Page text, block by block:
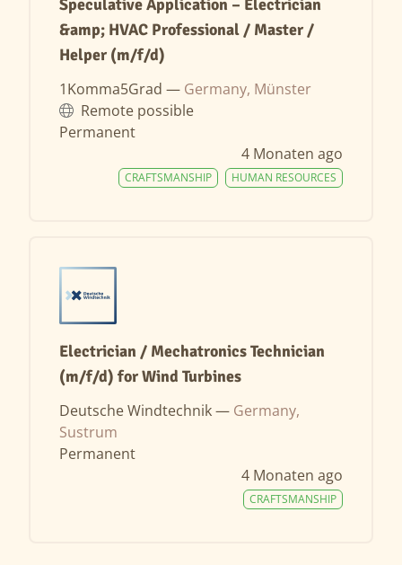
Speculative Application – Electrician
&amp; HVAC Professional / Master /
Helper (m/f/d)
1Komma5Grad — Germany, Münster
Remote possible
Permanent
4 Monaten ago
HUMAN RESOURCES
CRAFTSMANSHIP
Electrician / Mechatronics Technician
(m/f/d) for Wind Turbines
Deutsche Windtechnik — Germany,
Sustrum
Permanent
4 Monaten ago
CRAFTSMANSHIP